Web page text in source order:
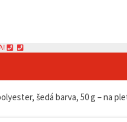
šedá barva, 50 g – na